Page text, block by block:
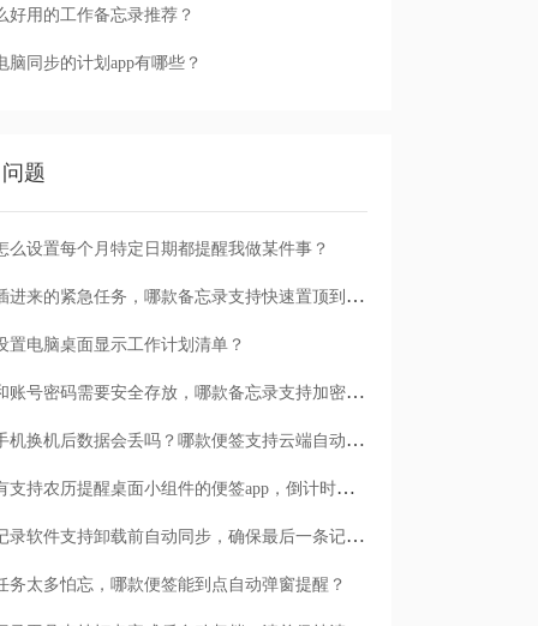
好用的工作备忘录推荐？
脑同步的计划app有哪些？
题
么设置每个月特定日期都提醒我做某件事？
临时插进来的紧急任务，哪款备忘录支持快速置顶到清单首位？
置电脑桌面显示工作计划清单？
日记和账号密码需要安全存放，哪款备忘录支持加密保护？
安卓手机换机后数据会丢吗？哪款便签支持云端自动备份？
有没有支持农历提醒桌面小组件的便签app，倒计时一目了然
哪款记录软件支持卸载前自动同步，确保最后一条记录不丢失？
务太多怕忘，哪款便签能到点自动弹窗提醒？